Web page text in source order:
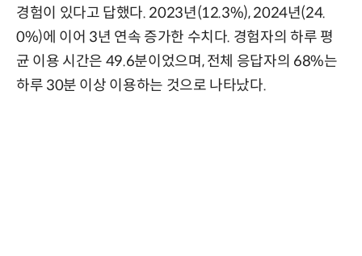
경험이 있다고 답했다. 2023년(12.3%), 2024년(24.
0%)에 이어 3년 연속 증가한 수치다. 경험자의 하루 평
균 이용 시간은 49.6분이었으며, 전체 응답자의 68%는
하루 30분 이상 이용하는 것으로 나타났다.